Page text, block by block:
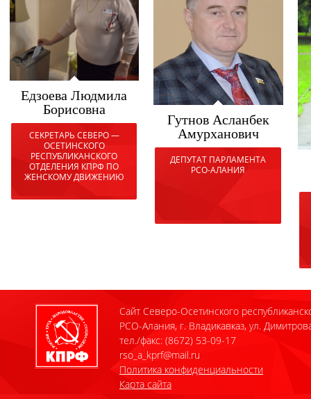
Едзоева Людмила
Борисовна
СЕКРЕТАРЬ СЕВЕРО —
ОСЕТИНСКОГО
РЕСПУБЛИКАНСКОГО
ОТДЕЛЕНИЯ КПРФ ПО
ЖЕНСКОМУ ДВИЖЕНИЮ
Гутнов Асланбек
Амурханович
ДЕПУТАТ ПАРЛАМЕНТА
РСО-АЛАНИЯ
Сайт Северо-Осетинского
РСО-Алания, г. Владикавказ, ул.
тел./факс: (8672) 53-09-17
rso_a_kprf@mail.ru
Политика конфиденциальности
Карта сайта